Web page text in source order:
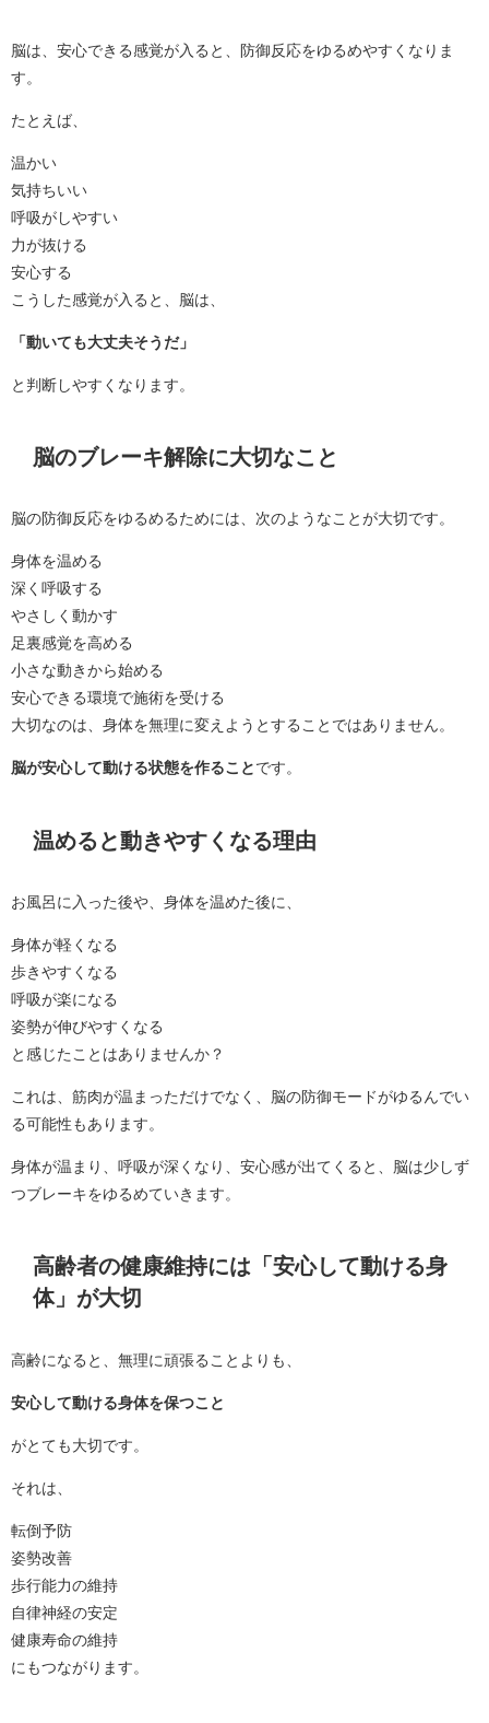
脳は、安心できる感覚が入ると、防御反応をゆるめやすくなりま
す。
たとえば、
温かい
気持ちいい
呼吸がしやすい
力が抜ける
安心する
こうした感覚が入ると、脳は、
「動いても大丈夫そうだ」
と判断しやすくなります。
脳のブレーキ解除に大切なこと
脳の防御反応をゆるめるためには、次のようなことが大切です。
身体を温める
深く呼吸する
やさしく動かす
足裏感覚を高める
小さな動きから始める
安心できる環境で施術を受ける
大切なのは、身体を無理に変えようとすることではありません。
脳が安心して動ける状態を作ること です。
温めると動きやすくなる理由
お風呂に入った後や、身体を温めた後に、
身体が軽くなる
歩きやすくなる
呼吸が楽になる
姿勢が伸びやすくなる
と感じたことはありませんか？
これは、筋肉が温まっただけでなく、脳の防御モードがゆるんでい
る可能性もあります。
身体が温まり、呼吸が深くなり、安心感が出てくると、脳は少しず
つブレーキをゆるめていきます。
高齢者の健康維持には「安心して動ける身
体」が大切
高齢になると、無理に頑張ることよりも、
安心して動ける身体を保つこと
がとても大切です。
それは、
転倒予防
姿勢改善
歩行能力の維持
自律神経の安定
健康寿命の維持
にもつながります。